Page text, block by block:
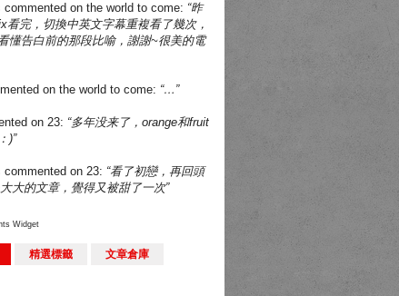
commented on the world to come: “昨
看完，切換中英文字幕重複看了幾次，
懂告白前的那段比喻，謝謝~很美的電
on the world to come: “…”
on 23: “多年没来了，orange和fruit
)”
commented on 23: “看了初戀，再回頭
大的文章，覺得又被甜了一次”
Widget
精選標籤 文章倉庫